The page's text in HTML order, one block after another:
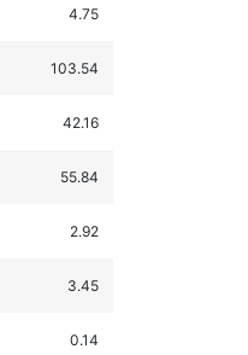
4.75
103.54
42.16
55.84
2.92
3.45
0.14